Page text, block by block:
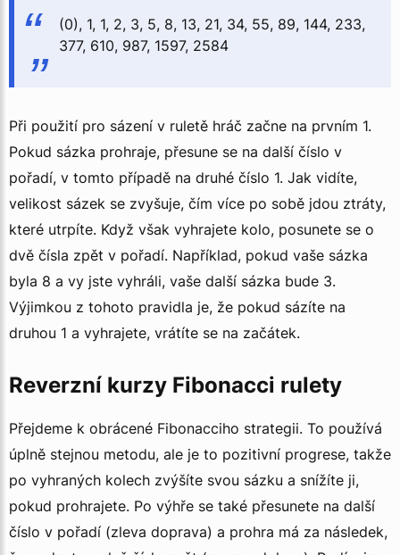
(0), 1, 1, 2, 3, 5, 8, 13, 21, 34, 55, 89, 144, 233,
377, 610, 987, 1597, 2584
Při použití pro sázení v ruletě hráč začne na prvním 1.
Pokud sázka prohraje, přesune se na další číslo v
pořadí, v tomto případě na druhé číslo 1. Jak vidíte,
velikost sázek se zvyšuje, čím více po sobě jdou ztráty,
které utrpíte. Když však vyhrajete kolo, posunete se o
dvě čísla zpět v pořadí. Například, pokud vaše sázka
byla 8 a vy jste vyhráli, vaše další sázka bude 3.
Výjimkou z tohoto pravidla je, že pokud sázíte na
druhou 1 a vyhrajete, vrátíte se na začátek.
Reverzní kurzy Fibonacci rulety
Přejdeme k obrácené Fibonacciho strategii. To používá
úplně stejnou metodu, ale je to pozitivní progrese, takže
po vyhraných kolech zvýšíte svou sázku a snížíte ji,
pokud prohrajete. Po výhře se také přesunete na další
číslo v pořadí (zleva doprava) a prohra má za následek,